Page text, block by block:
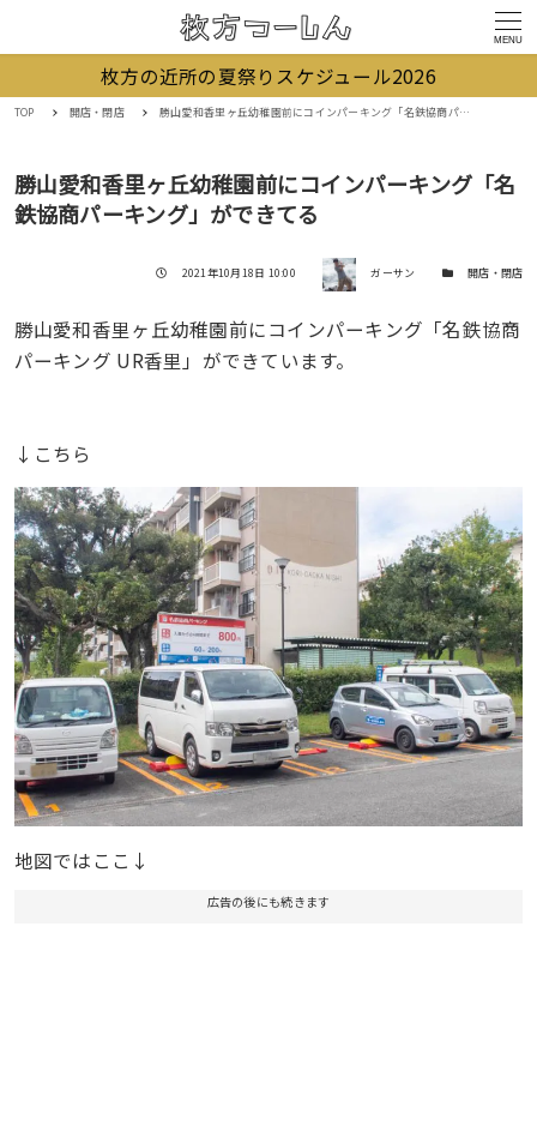
MENU
枚方の近所の夏祭りスケジュール2026
TOP 開店・閉店 勝山愛和香里ヶ丘幼稚園前にコインパーキング「名鉄協商パーキング」ができてる
勝山愛和香里ヶ丘幼稚園前にコインパーキング「名
鉄協商パーキング」ができてる
投稿日
2021年10月18日 10:00 著者 ガーサン カテゴリー開店・閉店
勝山愛和香里ヶ丘幼稚園前にコインパーキング「名鉄協商
パーキング UR香里」ができています。
↓こちら
地図ではここ↓
広告の後にも続きます